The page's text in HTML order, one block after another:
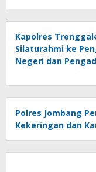
Kapolres
Silaturahmi ke
Negeri dan
Polres Jombang
Kekeringan dan